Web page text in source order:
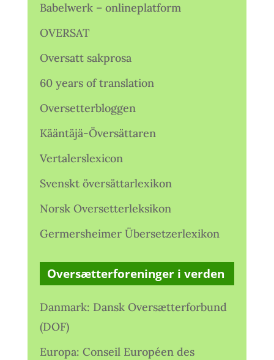
Babelwerk – onlineplatform
OVERSAT
Oversatt sakprosa
60 years of translation
Oversetterbloggen
Kääntäjä-Översättaren
Vertalerslexicon
Svenskt översättarlexikon
Norsk Oversetterleksikon
Germersheimer Übersetzerlexikon
Oversætterforeninger i verden
Danmark: Dansk Oversætterforbund
(DOF)
Europa: Conseil Européen des